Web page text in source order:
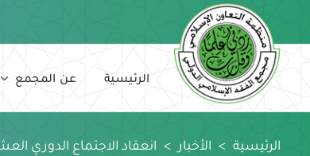
content
الرئيسية عن المجمع
الرئيسية > الأخبار > انعقاد الاجتماع الدوري